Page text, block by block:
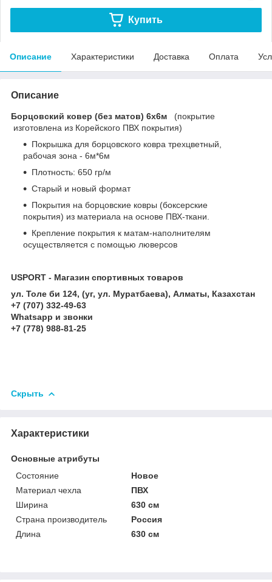
Купить
Описание Характеристики Доставка Оплата
Описание
Борцовский ковер (без матов) 6х6м
(покрытие
изготовлена из Корейского ПВХ покрытия)
Покрышка для борцовского ковра трехцветный,
рабочая зона - 6м*6м
Плотность: 650 гр/м
Старый и новый формат
Покрытия на борцовские ковры (боксерские
покрытия) из материала на основе ПВХ-ткани.
Крепление покрытия к матам-наполнителям
осуществляется с помощью люверсов
USPORT - Магазин спортивных товаров
ул. Толе би 124, (уг, ул. Муратбаева), Алматы, Казахстан
+7 (707) 332-49-63
Whatsapp и звонки
+7 (778) 988-81-25
Скрыть
Характеристики
Основные атрибуты
Состояние
Новое
Материал чехла
ПВХ
Ширина
630 см
Страна производитель
Россия
Длина
630 см